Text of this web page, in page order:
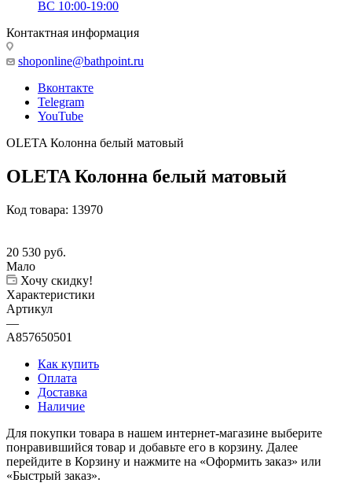
ВС 10:00-19:00
Контактная информация
shoponline@bathpoint.ru
Вконтакте
Telegram
YouTube
OLETA Колонна белый матовый
OLETA Колонна белый матовый
Код товара: 13970
20 530 руб.
Мало
Хочу скидку!
Характеристики
Артикул
—
A857650501
Как купить
Оплата
Доставка
Наличие
Для покупки товара в нашем интернет-магазине выберите
понравившийся товар и добавьте его в корзину. Далее
перейдите в Корзину и нажмите на «Оформить заказ» или
«Быстрый заказ».